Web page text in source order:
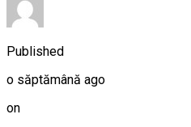
Published
o săptămână ago
on